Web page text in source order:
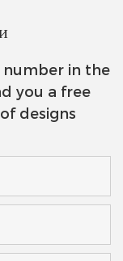
number in the
you a free
designs